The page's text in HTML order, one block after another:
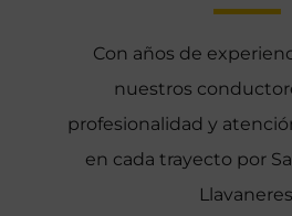
Con años de
nuestros
profesionalidad y
en cada trayecto por